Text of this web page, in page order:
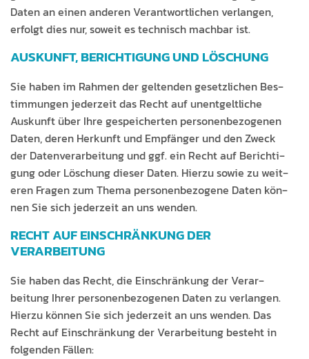
Dat­en an einen anderen Ver­ant­wortlichen ver­lan­gen,
erfol­gt dies nur, soweit es tech­nisch mach­bar ist.
AUSKUNFT, BERICHTIGUNG UND LÖSCHUNG
Sie haben im Rah­men der gel­tenden geset­zlichen Bes­
tim­mungen jed­erzeit das Recht auf unent­geltliche
Auskun­ft über Ihre gespe­icherten per­so­n­en­be­zo­ge­nen
Dat­en, deren Herkun­ft und Empfänger und den Zweck
der Daten­ver­ar­beitung und ggf. ein Recht auf Berich­ti­
gung oder Löschung dieser Dat­en. Hierzu sowie zu weit­
eren Fra­gen zum The­ma per­so­n­en­be­zo­gene Dat­en kön­
nen Sie sich jed­erzeit an uns wenden.
RECHT AUF EINSCHRÄNKUNG DER
VERARBEITUNG
Sie haben das Recht, die Ein­schränkung der Ver­ar­
beitung Ihrer per­so­n­en­be­zo­ge­nen Dat­en zu ver­lan­gen.
Hierzu kön­nen Sie sich jed­erzeit an uns wen­den. Das
Recht auf Ein­schränkung der Ver­ar­beitung beste­ht in
fol­gen­den Fällen: